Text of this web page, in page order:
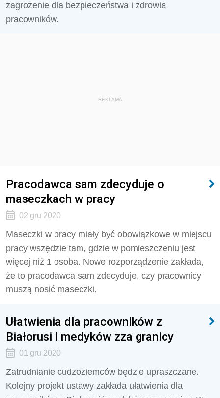
zagrożenie dla bezpieczeństwa i zdrowia
pracowników.
REKLAMA
Pracodawca sam zdecyduje o
maseczkach w pracy
02 gru 2020
Maseczki w pracy miały być obowiązkowe w miejscu
pracy wszędzie tam, gdzie w pomieszczeniu jest
więcej niż 1 osoba. Nowe rozporządzenie zakłada,
że to pracodawca sam zdecyduje, czy pracownicy
muszą nosić maseczki.
Ułatwienia dla pracowników z
Białorusi i medyków zza granicy
01 gru 2020
Zatrudnianie cudzoziemców będzie upraszczane.
Kolejny projekt ustawy zakłada ułatwienia dla